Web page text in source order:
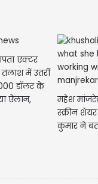
एक्टर
में उतरीं
डॉलर के
ऐलान,
महेश
स्क्रीन
कुमार ने